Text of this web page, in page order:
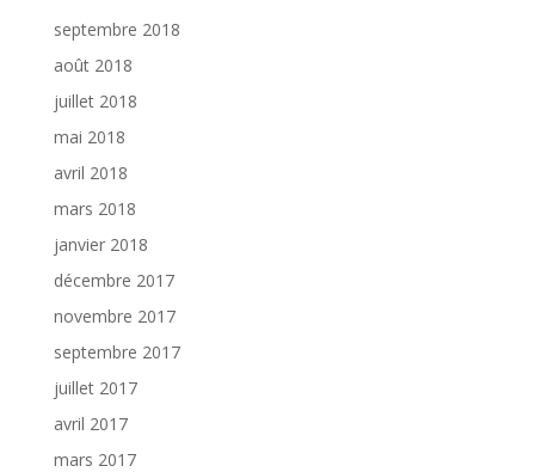
septembre 2018
août 2018
juillet 2018
mai 2018
avril 2018
mars 2018
janvier 2018
décembre 2017
novembre 2017
septembre 2017
juillet 2017
avril 2017
mars 2017